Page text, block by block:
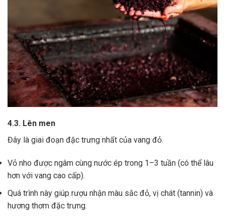
4.3. Lên men
Đây là giai đoạn đặc trưng nhất của vang đỏ.
Vỏ nho được ngâm cùng nước ép trong 1–3 tuần (có thể lâu
hơn với vang cao cấp).
Quá trình này giúp rượu nhận màu sắc đỏ, vị chát (tannin) và
hương thơm đặc trưng.